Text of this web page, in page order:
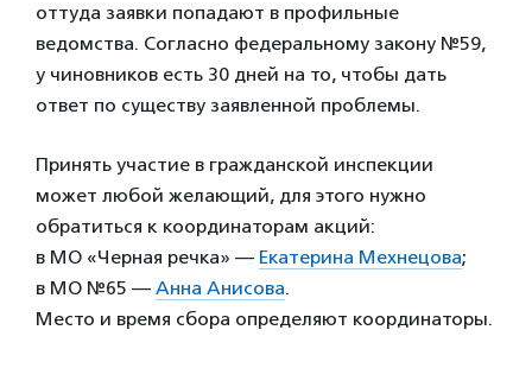
оттуда заявки попадают в профильные
ведомства. Согласно федеральному закону №59,
у чиновников есть 30 дней на то, чтобы дать
ответ по существу заявленной проблемы.
Принять участие в гражданской инспекции
может любой желающий, для этого нужно
обратиться к координаторам акций:
в МО «Черная речка» — Екатерина Мехнецова;
в МО №65 — Анна Анисова.
Место и время сбора определяют координаторы.